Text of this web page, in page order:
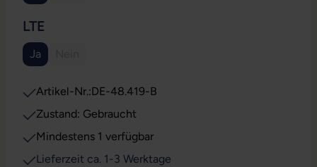
LTE
Ja
Artikel-Nr.:DE-48.419-B
Zustand: Gebraucht
Mindestens 1 verfügbar
Lieferzeit ca. 1-3 Werktage